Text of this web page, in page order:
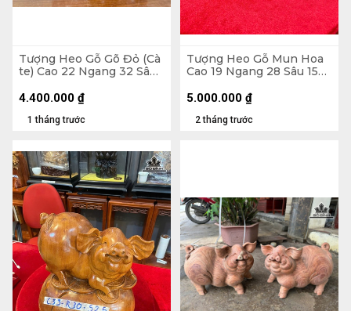
Tượng Heo Gỗ Gõ Đỏ (Cà
te) Cao 22 Ngang 32 Sâu
1 tháng trước
4.400.000 ₫
Tượng Heo Gỗ Mun Hoa
Cao 19 Ngang 28 Sâu 15
2 tháng trước
5.000.000 ₫